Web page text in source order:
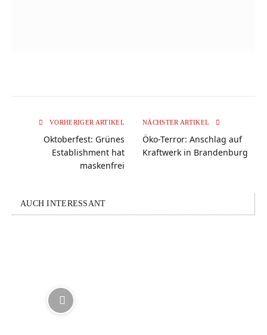
VORHERIGER ARTIKEL
Oktoberfest: Grünes
Establishment hat
maskenfrei
NÄCHSTER ARTIKEL
Öko-Terror: Anschlag auf
Kraftwerk in Brandenburg
AUCH INTERESSANT